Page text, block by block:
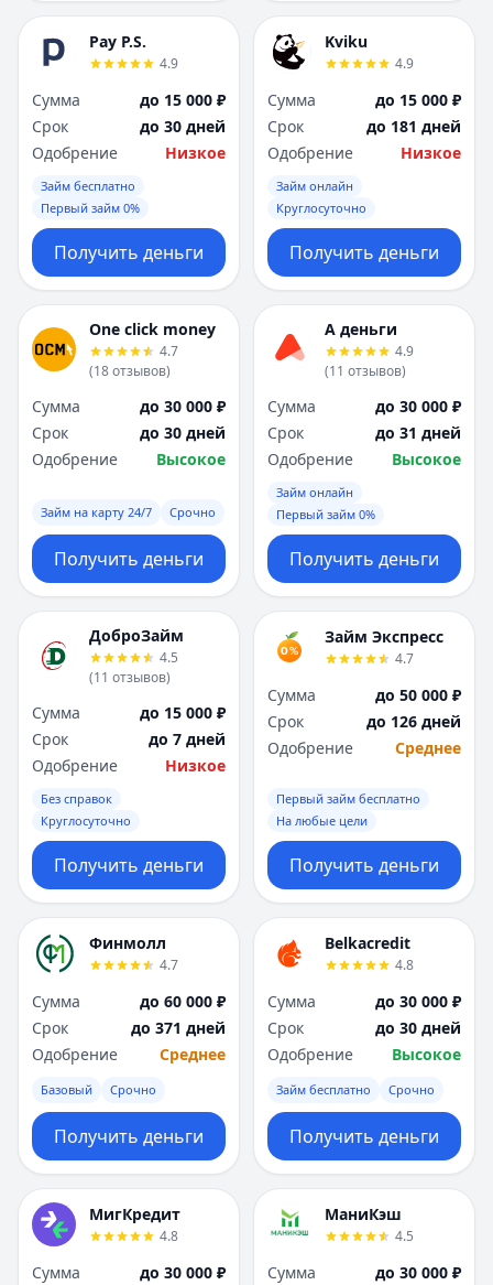
Pay P.S.
4.9
Сумма
до 15 000 ₽
Срок
до 30 дней
Одобрение
Низкое
Займ бесплатно
Первый займ 0%
Получить деньги
Kviku
4.9
Сумма
до 15 000 ₽
Срок
до 181 дней
Одобрение
Низкое
Займ онлайн
Круглосуточно
Получить деньги
One click money
4.7
(18отзывов)
Сумма
до 30 000 ₽
Срок
до 30 дней
Одобрение
Высокое
Займ на карту 24/7 Срочно
Получить деньги
А деньги
4.9
(11 отзывов)
Сумма
до 30 000 ₽
Срок
до 31 дней
Одобрение
Высокое
Займ онлайн
Первый займ 0%
Получить деньги
ДоброЗайм
4.5
(11 отзывов)
Сумма
до 15 000 ₽
Срок
до 7 дней
Одобрение
Низкое
Без справок
Круглосуточно
Получить деньги
Займ Экспресс
4.7
Сумма
до 50 000 ₽
Срок
до 126 дней
Одобрение
Среднее
Первый займ бесплатно
На любые цели
Получить деньги
Финмолл
4.7
Сумма
до 60 000 ₽
Срок
до 371 дней
Одобрение
Среднее
Базовый Срочно
Получить деньги
Belkacredit
4.8
Сумма
до 30 000 ₽
Срок
до 30 дней
Одобрение
Высокое
Займ бесплатно Срочно
Получить деньги
МигКредит
4.8
Сумма
до 30 000 ₽
МаниКэш
4.5
Сумма
до 30 000 ₽